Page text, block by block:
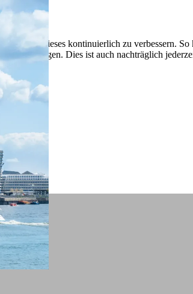
und dieses kontinuierlich zu verbessern.
festlegen. Dies ist auch nachträglich